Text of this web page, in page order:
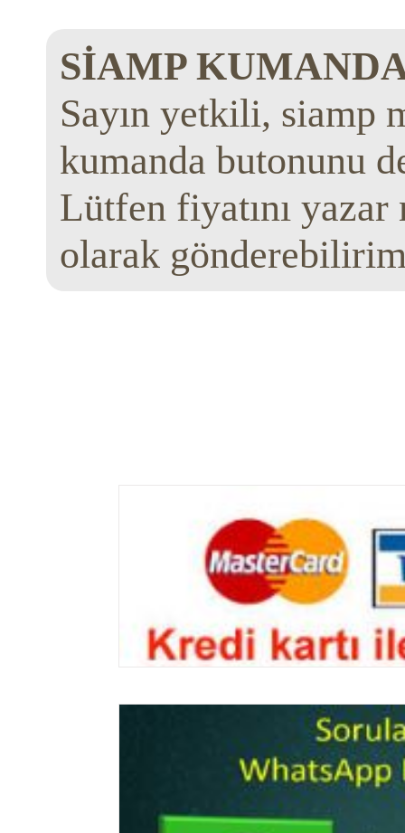
SİAMP
Sayın yetkili, siamp
kumanda butonunu
Lütfen fiyatını yazar
olarak